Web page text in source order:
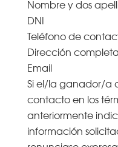
Nombre y dos
DNI
Teléfono de
Dirección
Email
Si el/la ganador/a
contacto en los
anteriormente
información